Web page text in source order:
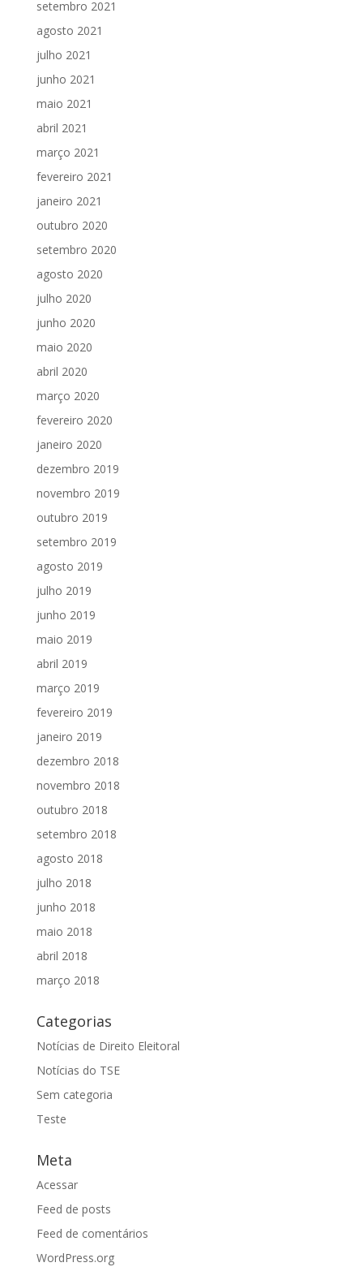
setembro 2021
agosto 2021
julho 2021
junho 2021
maio 2021
abril 2021
março 2021
fevereiro 2021
janeiro 2021
outubro 2020
setembro 2020
agosto 2020
julho 2020
junho 2020
maio 2020
abril 2020
março 2020
fevereiro 2020
janeiro 2020
dezembro 2019
novembro 2019
outubro 2019
setembro 2019
agosto 2019
julho 2019
junho 2019
maio 2019
abril 2019
março 2019
fevereiro 2019
janeiro 2019
dezembro 2018
novembro 2018
outubro 2018
setembro 2018
agosto 2018
julho 2018
junho 2018
maio 2018
abril 2018
março 2018
Categorias
Notícias de Direito Eleitoral
Notícias do TSE
Sem categoria
Teste
Meta
Acessar
Feed de posts
Feed de comentários
WordPress.org